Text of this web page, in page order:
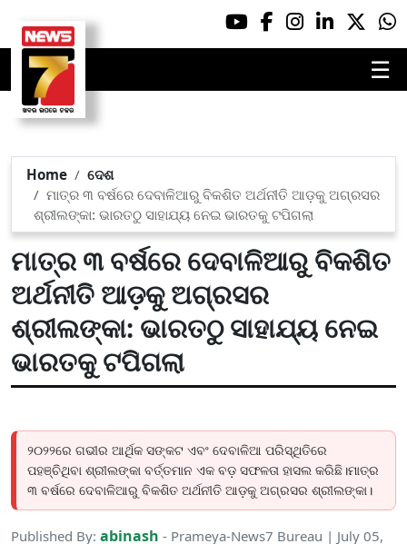
☰
Home
ଦେଶ
ମାତ୍ର ୩ ବର୍ଷରେ ଦେବାଳିଆରୁ ବିକଶିତ ଅର୍ଥନୀତି ଆଡ଼କୁ ଅଗ୍ରସର
ଶ୍ରୀଲଙ୍କା: ଭାରତଠୁ ସାହାଯ୍ୟ ନେଇ ଭାରତକୁ ଟପିଗଲା
ମାତ୍ର ୩ ବର୍ଷରେ ଦେବାଳିଆରୁ ବିକଶିତ
ଅର୍ଥନୀତି ଆଡ଼କୁ ଅଗ୍ରସର
ଶ୍ରୀଲଙ୍କା: ଭାରତଠୁ ସାହାଯ୍ୟ ନେଇ
ଭାରତକୁ ଟପିଗଲା
୨୦୨୨ରେ ଗଭୀର ଆର୍ଥିକ ସଙ୍କଟ ଏବଂ ଦେବାଳିଆ ପରିସ୍ଥିତିରେ
ପହଞ୍ଚିଥିବା ଶ୍ରୀଲଙ୍କା ବର୍ତ୍ତମାନ ଏକ ବଡ଼ ସଫଳତା ହାସଲ କରିଛି।ମାତ୍ର
୩ ବର୍ଷରେ ଦେବାଳିଆରୁ ବିକଶିତ ଅର୍ଥନୀତି ଆଡ଼କୁ ଅଗ୍ରସର ଶ୍ରୀଲଙ୍କା।
Published By: abinash - Prameya-News7 Bureau | July 05,